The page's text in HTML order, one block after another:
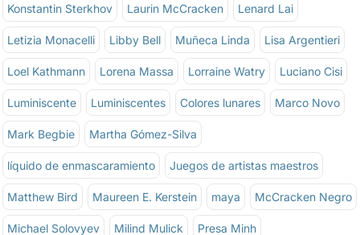
Konstantin Sterkhov Laurin McCracken Lenard Lai
Letizia Monacelli Libby Bell Muñeca Linda Lisa Argentieri
Loel Kathmann Lorena Massa Lorraine Watry Luciano Cisi
Luminiscente Luminiscentes Colores lunares Marco Novo
Mark Begbie Martha Gómez-Silva
líquido de enmascaramiento Juegos de artistas maestros
Matthew Bird Maureen E. Kerstein maya McCracken Negro
Michael Solovyev Milind Mulick Presa Minh